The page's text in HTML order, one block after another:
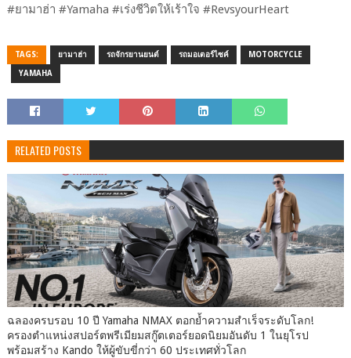
#ยามาฮ่า #Yamaha #เร่งชีวิตให้เร้าใจ #RevsyourHeart
TAGS: ยามาฮ่า รถจักรยานยนต์ รถมอเตอร์ไซค์ MOTORCYCLE
YAMAHA
RELATED POSTS
ฉลองครบรอบ 10 ปี Yamaha NMAX ตอกย้ำความสำเร็จระดับโลก!
ครองตำแหน่งสปอร์ตพรีเมียมสกู๊ตเตอร์ยอดนิยมอันดับ 1 ในยุโรป
พร้อมสร้าง Kando ให้ผู้ขับขี่กว่า 60 ประเทศทั่วโลก